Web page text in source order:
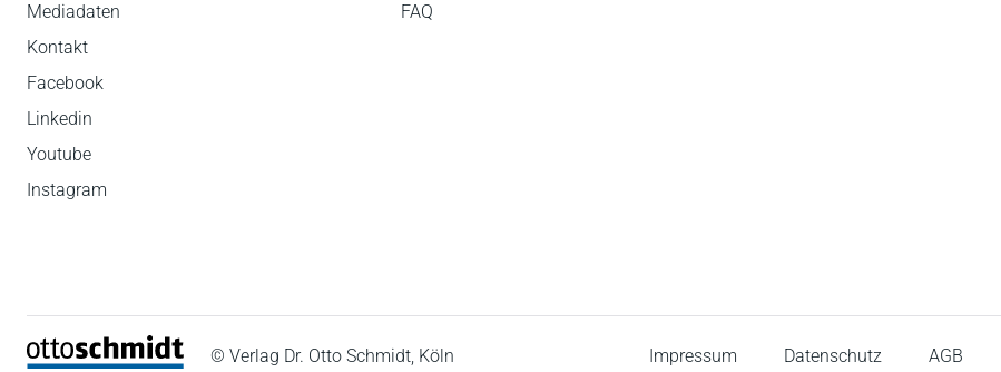
Mediadaten
Kontakt
Facebook
Linkedin
Youtube
Instagram
FAQ
© Verlag Dr. Otto Schmidt, Köln Impressum Datenschutz AGB